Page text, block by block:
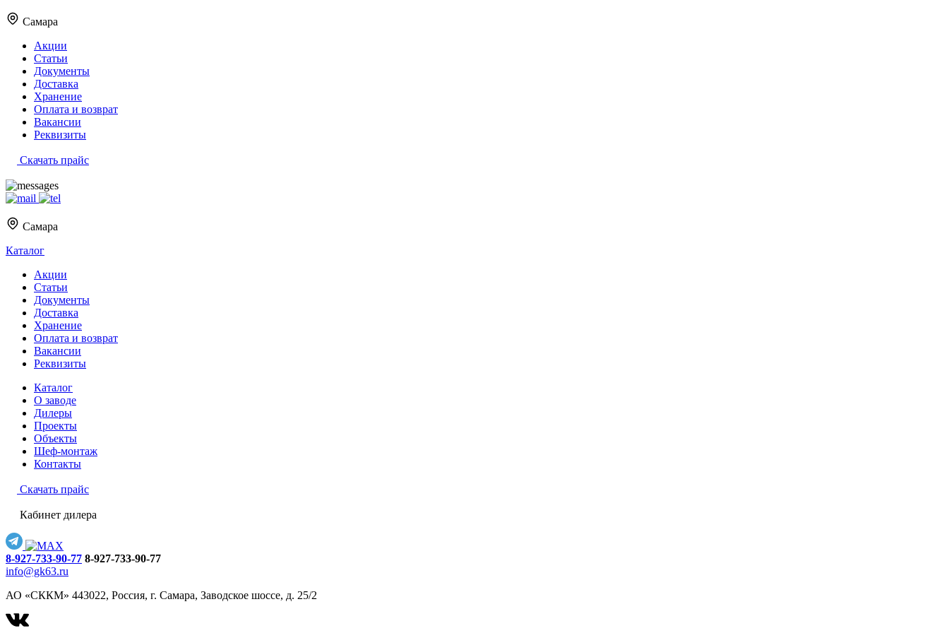
Самара
Акции
Статьи
Документы
Доставка
Хранение
Оплата и возврат
Вакансии
Реквизиты
Скачать прайс
Самара
Каталог
Акции
Статьи
Документы
Доставка
Хранение
Оплата и возврат
Вакансии
Реквизиты
Каталог
О заводе
Дилеры
Проекты
Объекты
Шеф-монтаж
Контакты
Скачать прайс
Кабинет дилера
8-927-733-90-77 8-927-733-90-77
info@gk63.ru
АО «СККМ» 443022, Россия, г. Самара, Заводское шоссе, д. 25/2